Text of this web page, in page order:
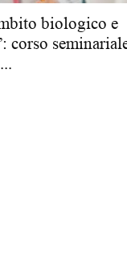
biologico e
corso